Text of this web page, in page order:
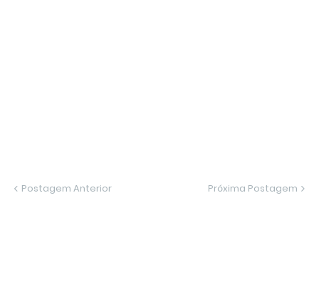
Postagem Anterior Próxima Postagem